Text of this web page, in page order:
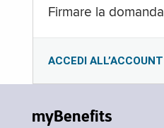
Firmare la domanda
ACCEDI ALL’ACCOUNT
myBenefits